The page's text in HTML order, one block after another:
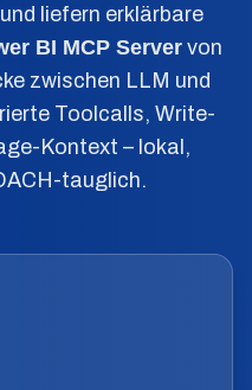
liefern erklärbare
BI MCP Server von
zwischen LLM und
Toolcalls, Write-
Kontext – lokal,
tauglich.